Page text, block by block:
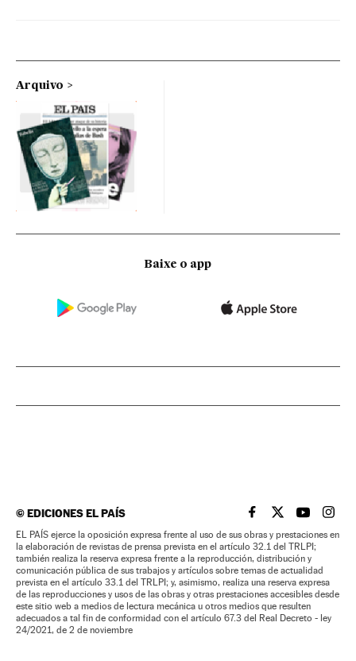
Arquivo
Baixe o app
©EDICIONES EL PAÍS EL PAÍS BRASIL EN
EL PAÍSEL PAÍS
EL
EL PAÍS ejerce la oposición expresa frente al uso de sus obras y prestaciones en
la elaboración de revistas de prensa prevista en el artículo 32.1 del TRLPI;
también realiza la reserva expresa frente a la reproducción, distribución y
comunicación pública de sus trabajos y artículos sobre temas de actualidad
prevista en el artículo 33.1 del TRLPI; y, asimismo, realiza una reserva expresa
de las reproducciones y usos de las obras y otras prestaciones accesibles desde
este sitio web a medios de lectura mecánica u otros medios que resulten
adecuados a tal fin de conformidad con el artículo 67.3 del Real Decreto - ley
24/2021, de 2 de noviembre